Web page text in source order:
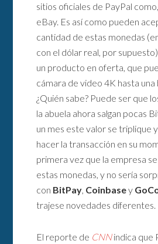
sitios oficiales de PayPal
eBay. Es así como pueden
cantidad de estas monedas
con el dólar real, por
un producto en oferta, que
cámara de video 4K hasta una
¿Quién sabe? Puede ser que
la abuela ahora salgan pocas
un mes este valor se triplique
hacer la transacción en su
primera vez que la empresa
estas monedas, y no sería
con BitPay, Coinbasey
trajese novedades diferentes.
El reporte de CNNindica que